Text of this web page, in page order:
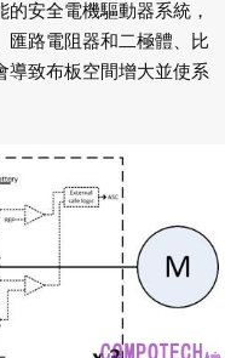
安全電機驅動器系統，
匯路電阻器和二極體、比
導致布板空間增大並使系